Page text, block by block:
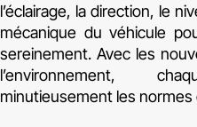
l’éclairage, la direction, le
mécanique du véhicule
sereinement. Avec les
l’environnement,
minutieusement les